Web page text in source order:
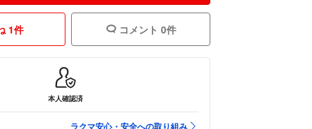
1件 コメント 0件
本人確認済
ラクマ安心・安全への取り組み